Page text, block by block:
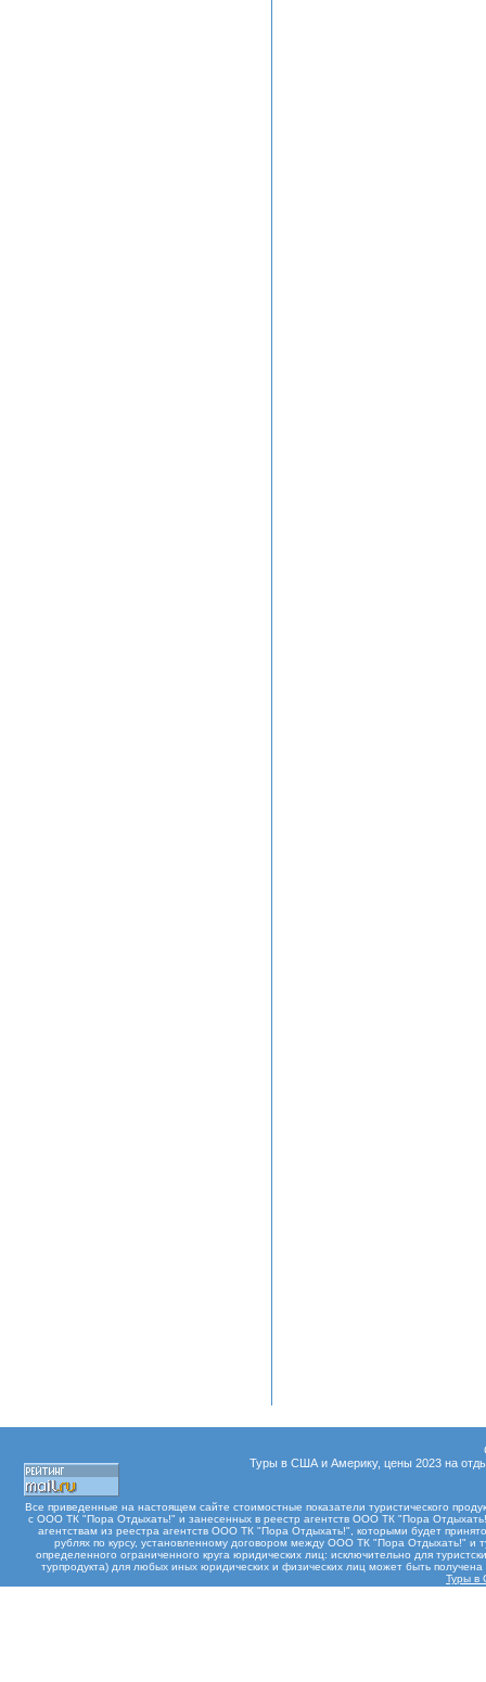
Туры в США и Америку, цены 2023 на
Все приведенные на настоящем сайте стоимостные показатели туристического
с ООО ТК "Пора Отдыхать!" и занесенных в реестр агентств ООО ТК "Пора
агентствам из реестра агентств ООО ТК "Пора Отдыхать!", которыми будет
рублях по курсу, установленному договором между ООО ТК "Пора Отдыхать!" и
определенного ограниченного круга юридических лиц: исключительно для
турпродукта) для любых иных юридических и физических лиц может быть
Туры в